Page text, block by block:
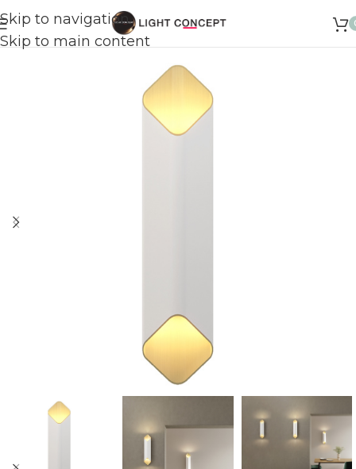
Skip to navigation
Skip to main content